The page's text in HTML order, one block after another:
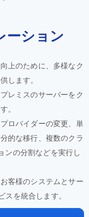
ーション
向上のために、 多様な ク
します。
プレミスのサーバーを ク
。
ロバイダーの変更、 単
的な移行、 複数のクラ
ンの分割などを実行し
お客様のシステムとサー
スを統合 します。